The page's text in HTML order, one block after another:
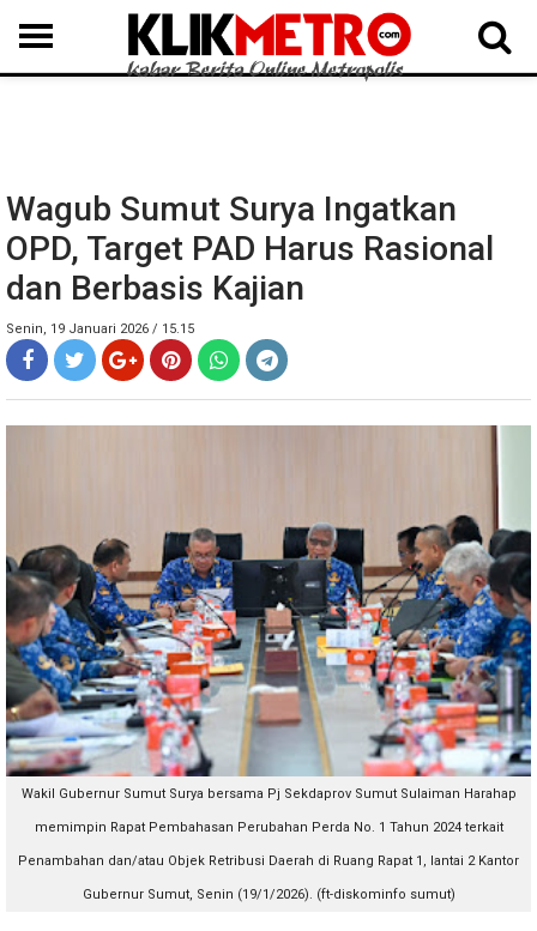
MEDAN LANGKAT DAIRI SAMOSIR TAPUT BATUBARA DELISERDANG
Wagub Sumut Surya Ingatkan
OPD, Target PAD Harus Rasional
dan Berbasis Kajian
Senin, 19 Januari 2026 / 15.15
Wakil Gubernur Sumut Surya bersama Pj Sekdaprov Sumut Sulaiman Harahap
memimpin Rapat Pembahasan Perubahan Perda No. 1 Tahun 2024 terkait
Penambahan dan/atau Objek Retribusi Daerah di Ruang Rapat 1, lantai 2 Kantor
Gubernur Sumut, Senin (19/1/2026). (ft-diskominfo sumut)